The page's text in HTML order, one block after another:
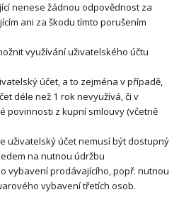
nenese žádnou odpovědnost za
ani za škodu tímto porušením
využívání uživatelského účtu
účet, a to zejména v případě,
déle než 1 rok nevyužívá, či v
povinnosti z kupní smlouvy (včetně
uživatelský účet nemusí být dostupný
na nutnou údržbu
vybavení prodávajícího, popř. nutnou
vybavení třetích osob.